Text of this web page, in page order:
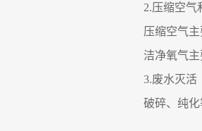
2.压缩空气
压缩空气
洁净氧气
3.废水灭活
破碎、纯